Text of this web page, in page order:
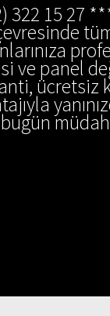
322 15 27
ve panel
ücretsiz
bugün